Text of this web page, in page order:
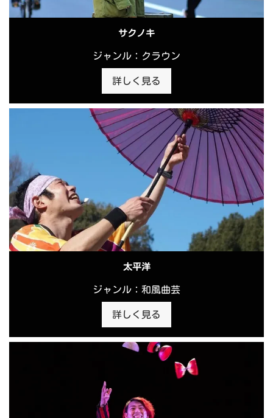
サクノキ
ジャンル：クラウン
詳しく見る
太平洋
ジャンル：和風曲芸
詳しく見る